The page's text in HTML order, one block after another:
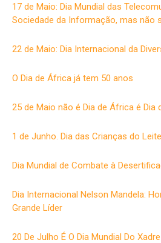
17 de Maio: Dia Mundial das
Sociedade da Informação, mas não
22 de Maio: Dia Internacional da
O Dia de África já tem 50 anos
25 de Maio não é Dia de África é Dia
1 de Junho. Dia das Crianças do
Dia Mundial de Combate à
Dia Internacional Nelson Mandela:
Grande Líder
20 De Julho É O Dia Mundial Do